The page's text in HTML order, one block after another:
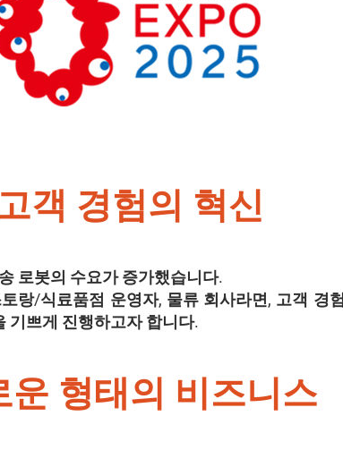
객 경험의 혁신
로봇의 수요가 증가했습니다.
랑/식료품점 운영자, 물류 회사라면, 고객 경
기쁘게 진행하고자 합니다.
운 형태의 비즈니스